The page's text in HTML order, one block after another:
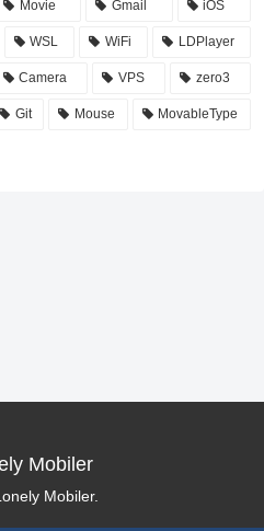
Movie Gmail iOS
WSL WiFi LDPlayer
Camera VPS zero3
Git Mouse MovableType
Mobiler
Mobiler.